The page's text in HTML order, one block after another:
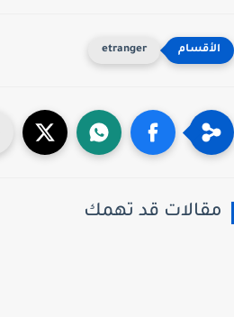
etranger
قد تهمك